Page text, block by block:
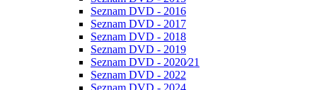
Seznam DVD - 2016
Seznam DVD - 2017
Seznam DVD - 2018
Seznam DVD - 2019
Seznam DVD - 2020⁄21
Seznam DVD - 2022
Seznam DVD - 2024